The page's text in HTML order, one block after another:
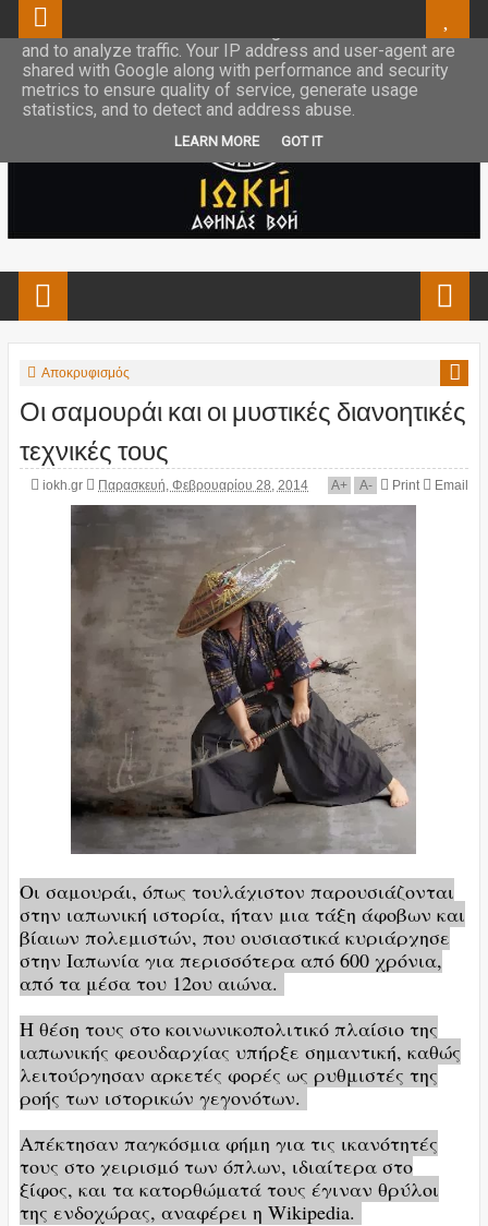
Αποκρυφισμός
Οι σαμουράι και οι μυστικές διανοητικές
τεχνικές τους
iokh.gr Παρασκευή, Φεβρουαρίου 28, 2014 A+ A- Print Email
Οι σαμουράι, όπως τουλάχιστον παρουσιάζονται
στην ιαπωνική ιστορία, ήταν μια τάξη άφοβων και
βίαιων πολεμιστών, που ουσιαστικά κυριάρχησε
στην Ιαπωνία για περισσότερα από 600 χρόνια,
από τα μέσα του 12ου αιώνα.
Η θέση τους στο κοινωνικοπολιτικό πλαίσιο της
ιαπωνικής φεουδαρχίας υπήρξε σημαντική, καθώς
λειτούργησαν αρκετές φορές ως ρυθμιστές της
ροής των ιστορικών γεγονότων.
Απέκτησαν παγκόσμια φήμη για τις ικανότητές
τους στο χειρισμό των όπλων, ιδιαίτερα στο
ξίφος, και τα κατορθώματά τους έγιναν θρύλοι
της ενδοχώρας, αναφέρει η Wikipedia.
This site uses cookies from Google to deliver its services
and to analyze traffic. Your IP address and user-agent are
shared with Google along with performance and security
metrics to ensure quality of service, generate usage
statistics, and to detect and address abuse.
LEARN MORE GOT IT